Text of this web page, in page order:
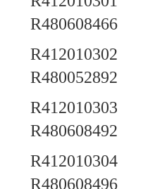
R480608466
R412010302
R480052892
R412010303
R480608492
R412010304
R480608496